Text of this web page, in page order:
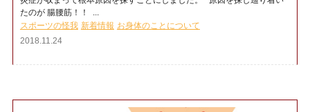
たのが 腸腰筋！！ ...
スポーツの怪我 新着情報 お身体のことについて
2018.11.24